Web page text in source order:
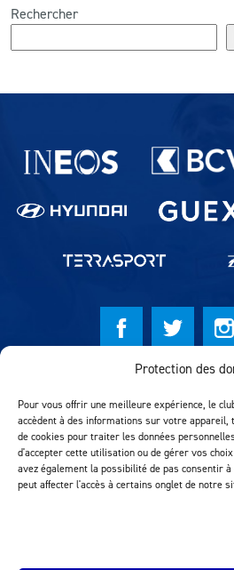
Protection des
Pour vous offrir une meilleure expérience, le
accèdent à des informations sur votre appareil,
de cookies pour traiter les données
d'accepter cette utilisation ou de gérer vos
avez également la possibilité de pas consentir
peut affecter l'accès à certains onglet de notre
Rechercher
Partenaires du lausanne-Sport
© Lausanne Sport Football
Réalisation MTM